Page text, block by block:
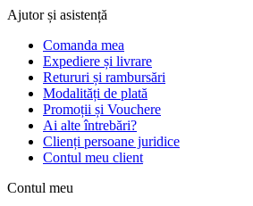
Ajutor și asistență
Comanda mea
Expediere și livrare
Retururi și rambursări
Modalități de plată
Promoții și Vouchere
Ai alte întrebări?
Clienți persoane juridice
Contul meu client
Contul meu